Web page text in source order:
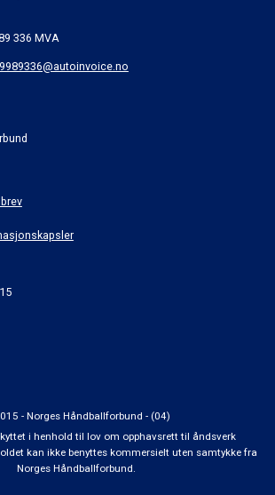
336 MVA
- Norges Håndballforbund - (04)
i henhold til lov om opphavsrett til åndsverk
kan ikke benyttes kommersielt uten samtykke fra
Norges Håndballforbund.